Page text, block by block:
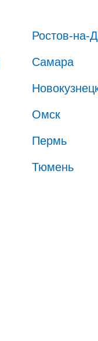
Ростов-на-
Самара
Омск
Пермь
Тюмень